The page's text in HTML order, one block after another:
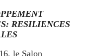
RESILIENCES
le Salon